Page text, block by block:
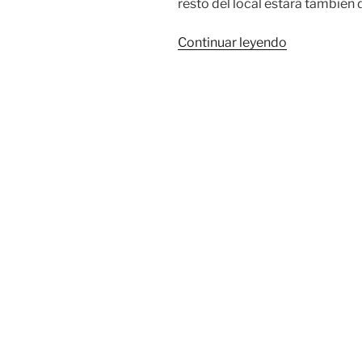
resto del local estará también
Continuar leyendo